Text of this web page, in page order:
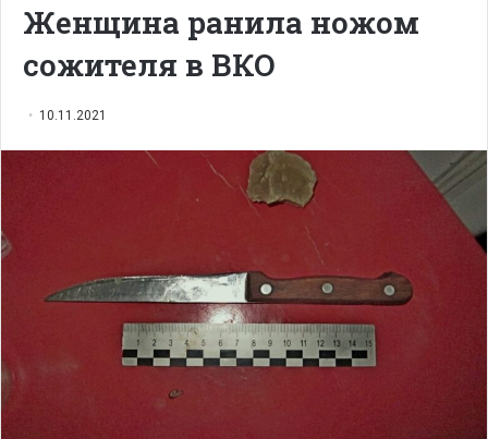
Женщина ранила ножом
сожителя в ВКО
10.11.2021